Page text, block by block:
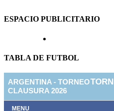
ESPACIO PUBLICITARIO
TABLA DE FUTBOL